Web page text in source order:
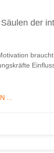
der
...